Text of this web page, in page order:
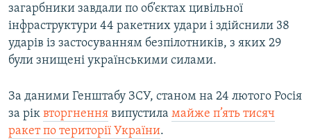
загарбники завдали по об’єктах цивільної
інфраструктури 44 ракетних удари і здійснили 38
ударів із застосуванням безпілотників, з яких 29
були знищені українськими силами.
За даними Генштабу ЗСУ, станом на 24 лютого Росія
за рік вторгнення випустила майже п’ять тисяч
ракет по території України.